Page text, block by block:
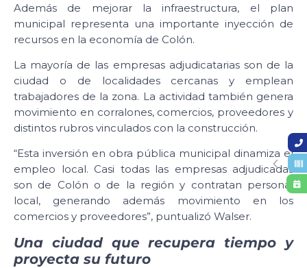
Además de mejorar la infraestructura, el plan
municipal representa una importante inyección de
recursos en la economía de Colón.
La mayoría de las empresas adjudicatarias son de la
ciudad o de localidades cercanas y emplean
trabajadores de la zona. La actividad también genera
movimiento en corralones, comercios, proveedores y
distintos rubros vinculados con la construcción.
“Esta inversión en obra pública municipal dinamiza el
empleo local. Casi todas las empresas adjudicadas
son de Colón o de la región y contratan personal
local, generando además movimiento en los
comercios y proveedores”, puntualizó Walser.
Una ciudad que recupera tiempo y
proyecta su futuro